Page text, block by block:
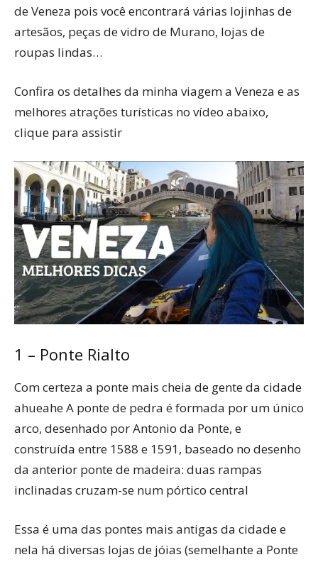
de Veneza pois você encontrará várias lojinhas de
artesãos, peças de vidro de Murano, lojas de
roupas lindas…
Confira os detalhes da minha viagem a Veneza e as
melhores atrações turísticas no vídeo abaixo,
clique para assistir
1 – Ponte Rialto
Com certeza a ponte mais cheia de gente da cidade
ahueahe A ponte de pedra é formada por um único
arco, desenhado por Antonio da Ponte, e
construída entre 1588 e 1591, baseado no desenho
da anterior ponte de madeira: duas rampas
inclinadas cruzam-se num pórtico central
Essa é uma das pontes mais antigas da cidade e
nela há diversas lojas de jóias (semelhante a Ponte